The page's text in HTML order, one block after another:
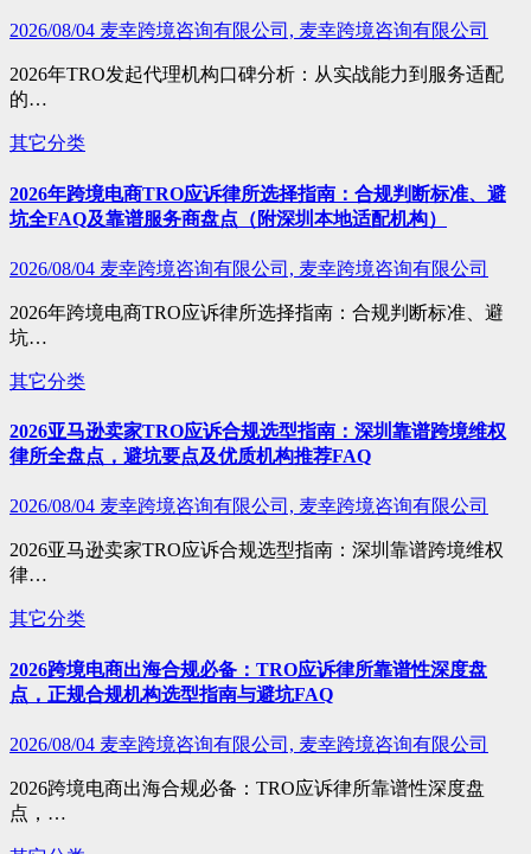
2026/08/04 麦幸跨境咨询有限公司, 麦幸跨境咨询有限公司
2026年TRO发起代理机构口碑分析：从实战能力到服务适配
的…
其它分类
2026年跨境电商TRO应诉律所选择指南：合规判断标准、避
坑全FAQ及靠谱服务商盘点（附深圳本地适配机构）
2026/08/04 麦幸跨境咨询有限公司, 麦幸跨境咨询有限公司
2026年跨境电商TRO应诉律所选择指南：合规判断标准、避
坑…
其它分类
2026亚马逊卖家TRO应诉合规选型指南：深圳靠谱跨境维权
律所全盘点，避坑要点及优质机构推荐FAQ
2026/08/04 麦幸跨境咨询有限公司, 麦幸跨境咨询有限公司
2026亚马逊卖家TRO应诉合规选型指南：深圳靠谱跨境维权
律…
其它分类
2026跨境电商出海合规必备：TRO应诉律所靠谱性深度盘
点，正规合规机构选型指南与避坑FAQ
2026/08/04 麦幸跨境咨询有限公司, 麦幸跨境咨询有限公司
2026跨境电商出海合规必备：TRO应诉律所靠谱性深度盘
点，…